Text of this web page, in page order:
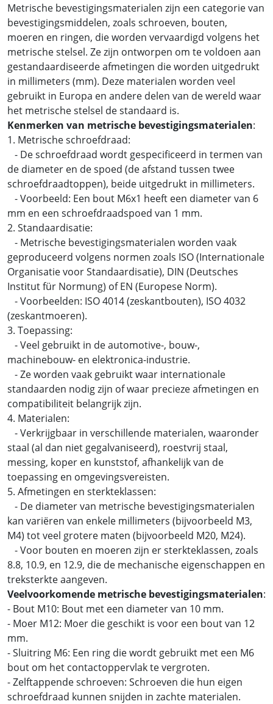
Metrische bevestigingsmaterialen zijn een categorie van
bevestigingsmiddelen, zoals schroeven, bouten,
moeren en ringen, die worden vervaardigd volgens het
metrische stelsel. Ze zijn ontworpen om te voldoen aan
gestandaardiseerde afmetingen die worden uitgedrukt
in millimeters (mm). Deze materialen worden veel
gebruikt in Europa en andere delen van de wereld waar
het metrische stelsel de standaard is.
Kenmerken van metrische bevestigingsmaterialen:
1. Metrische schroefdraad:
- De schroefdraad wordt gespecificeerd in termen van
de diameter en de spoed (de afstand tussen twee
schroefdraadtoppen), beide uitgedrukt in millimeters.
- Voorbeeld: Een bout M6x1 heeft een diameter van 6
mm en een schroefdraadspoed van 1 mm.
2. Standaardisatie:
- Metrische bevestigingsmaterialen worden vaak
geproduceerd volgens normen zoals ISO (Internationale
Organisatie voor Standaardisatie), DIN (Deutsches
Institut für Normung) of EN (Europese Norm).
- Voorbeelden: ISO 4014 (zeskantbouten), ISO 4032
(zeskantmoeren).
3. Toepassing:
- Veel gebruikt in de automotive-, bouw-,
machinebouw- en elektronica-industrie.
- Ze worden vaak gebruikt waar internationale
standaarden nodig zijn of waar precieze afmetingen en
compatibiliteit belangrijk zijn.
4. Materialen:
- Verkrijgbaar in verschillende materialen, waaronder
staal (al dan niet gegalvaniseerd), roestvrij staal,
messing, koper en kunststof, afhankelijk van de
toepassing en omgevingsvereisten.
5. Afmetingen en sterkteklassen:
- De diameter van metrische bevestigingsmaterialen
kan variëren van enkele millimeters (bijvoorbeeld M3,
M4) tot veel grotere maten (bijvoorbeeld M20, M24).
- Voor bouten en moeren zijn er sterkteklassen, zoals
8.8, 10.9, en 12.9, die de mechanische eigenschappen en
treksterkte aangeven.
Veelvoorkomende metrische bevestigingsmaterialen:
- Bout M10: Bout met een diameter van 10 mm.
- Moer M12: Moer die geschikt is voor een bout van 12
mm.
- Sluitring M6: Een ring die wordt gebruikt met een M6
bout om het contactoppervlak te vergroten.
- Zelftappende schroeven: Schroeven die hun eigen
schroefdraad kunnen snijden in zachte materialen.